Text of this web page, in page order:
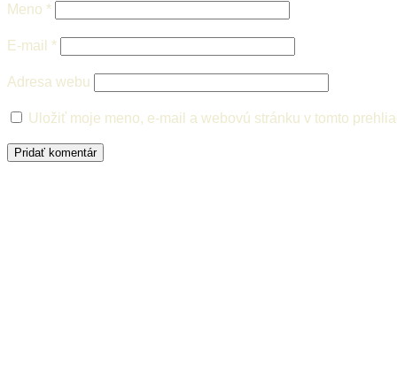
Meno *
E-mail *
Adresa webu
Uložiť moje meno, e-mail a webovú stránku v tomto